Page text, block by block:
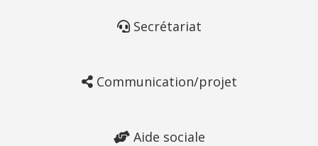
Secrétariat
Communication/projet
Aide sociale